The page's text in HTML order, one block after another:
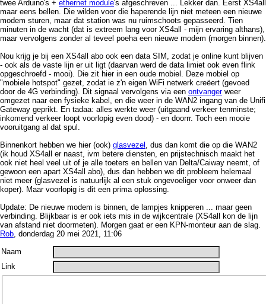
twee Arduino's + ethernet module's afgeschreven ... Lekker dan. Eerst XS4all
maar eens bellen. Die wilden voor die haperende lijn niet meteen een nieuwe
modem sturen, maar dat station was nu ruimschoots gepasseerd. Tien
minuten in de wacht (dat is extreem lang voor XS4all - mijn ervaring althans),
maar vervolgens zonder al teveel poeha een nieuwe modem (morgen binnen).
Nou krijg je bij een XS4all abo ook een data SIM, zodat je online kunt blijven
- ook als de vaste lijn er uit ligt (daarvan werd de data limiet ook even flink
opgeschroefd - mooi). Die zit hier in een oude mobiel. Deze mobiel op
"mobiele hotspot" gezet, zodat ie z'n eigen WiFi netwerk creëert (gevoed
door de 4G verbinding). Dit signaal vervolgens via een ontvangerweer
omgezet naar een fysieke kabel, en die weer in de WAN2 ingang van de Unifi
Gateway geprikt. En tadaa: alles werkte weer (uitgaand verkeer tenminste;
inkomend verkeer loopt voorlopig even dood) - en doorrr. Toch een mooie
vooruitgang al dat spul.
Binnenkort hebben we hier (ook) glasvezel , dus dan komt die op die WAN2
(ik houd XS4all er naast, ivm betere diensten, en prijstechnisch maakt het
ook niet heel veel uit of je alle toeters en bellen van Delta/Caiway neemt, of
gewoon een apart XS4all abo), dus dan hebben we dit probleem helemaal
niet meer (glasvezel is natuurlijk al een stuk ongevoeliger voor onweer dan
koper). Maar voorlopig is dit een prima oplossing.
Update: De nieuwe modem is binnen, de lampjes knipperen ... maar geen
verbinding. Blijkbaar is er ook iets mis in de wijkcentrale (XS4all kon de lijn
van afstand niet doormeten). Morgen gaat er een KPN-monteur aan de slag.
Rob, donderdag 20 mei 2021, 11:06
Naam
Link